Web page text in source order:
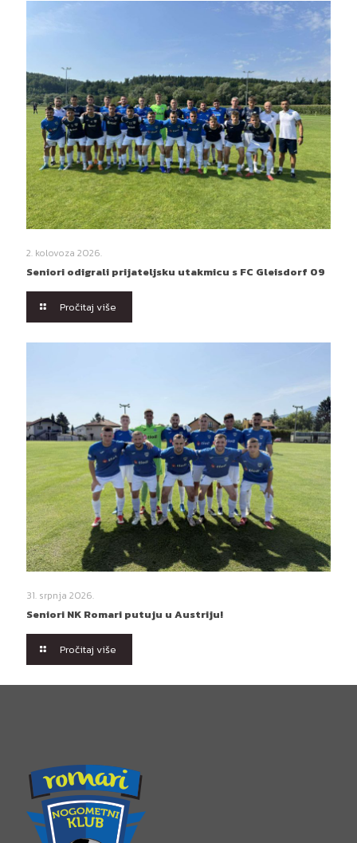
2. kolovoza 2026.
Seniori odigrali prijateljsku utakmicu s FC Gleisdorf 09
Pročitaj više
31. srpnja 2026.
Seniori NK Romari putuju u Austriju!
Pročitaj više